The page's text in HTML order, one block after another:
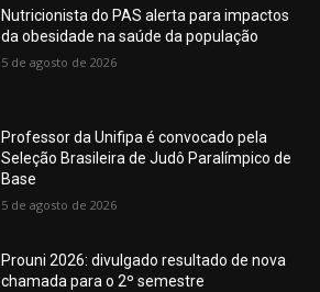
Nutricionista do PAS alerta para impactos
da obesidade na saúde da população
5 de agosto de 2026
Professor da Unifipa é convocado pela
Seleção Brasileira de Judô Paralímpico de
Base
5 de agosto de 2026
Prouni 2026: divulgado resultado de nova
chamada para o 2º semestre